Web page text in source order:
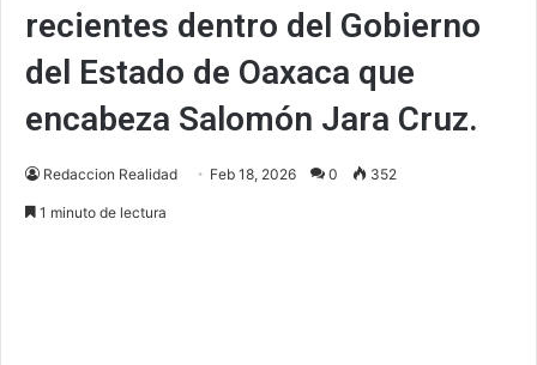
recientes dentro del Gobierno
del Estado de Oaxaca que
encabeza Salomón Jara Cruz.
Redaccion Realidad Feb 18, 2026 0 352
1 minuto de lectura